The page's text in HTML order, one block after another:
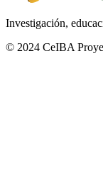
Investigación,
© 2024 CeIBA